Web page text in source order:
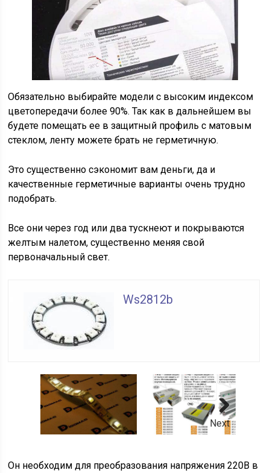
Обязательно выбирайте модели с высоким индексом
цветопередачи более 90%. Так как в дальнейшем вы
будете помещать ее в защитный профиль с матовым
стеклом, ленту можете брать не герметичную.
Это существенно сэкономит вам деньги, да и
качественные герметичные варианты очень трудно
подобрать.
Все они через год или два тускнеют и покрываются
желтым налетом, существенно меняя свой
первоначальный свет.
Ws2812b
Next
Он необходим для преобразования напряжения 220В в